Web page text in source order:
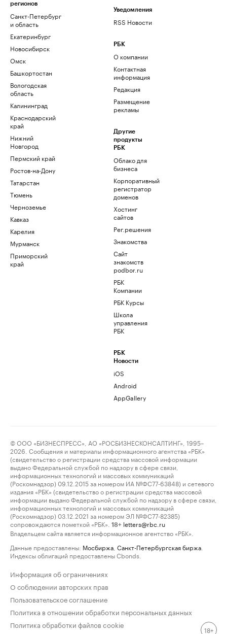
регионов
Санкт-Петербург
и область
Екатеринбург
Новосибирск
Омск
Башкортостан
Вологодская
область
Калининград
Краснодарский
край
Нижний
Новгород
Пермский край
Ростов-на-Дону
Татарстан
Тюмень
Черноземье
Кавказ
Карелия
Мурманск
Приморский
край
Уведомления
RSS Новости
РБК
О компании
Контактная
информация
Редакция
Размещение
рекламы
Другие
продукты
РБК
Облако для
бизнеса
Корпоративный
регистратор
доменов
Хостинг
сайтов
Рег.решения
Знакомства
Сайт
знакомств
podbor.ru
РБК
Компании
РБК Курсы
Школа
управления
РБК
РБК
Новости
iOS
Android
AppGallery
© ООО «БИЗНЕСПРЕСС», АО «РОСБИЗНЕСКОНСАЛТИНГ», 1995–
2026. Сообщения и материалы информационного агентства «РБК»
(свидетельство о регистрации средства массовой информации
выдано Федеральной службой по надзору в сфере связи,
информационных технологий и массовых коммуникаций
(Роскомнадзор) 09.12.2015 за номером ИА №ФС77-63848) и сетевого
издания «РБК» (свидетельство о регистрации средства массовой
информации выдано Федеральной службой по надзору в сфере связи,
информационных технологий и массовых коммуникаций
(Роскомнадзор) 03.12.2021 за номером ЭЛ №ФС77-82385)
сопровождаются пометкой «РБК».
18+ letters@rbc.ru
Владельцем сайта является информационное агентство «РБК».
Данные предоставлены: Мосбиржа Санкт-Петербургская биржа
Индексы облигаций предоставлены Cbonds.
Информация об ограничениях
О соблюдении авторских прав
Пользовательское соглашение
Политика в отношении обработки персональных данных
Политика обработки файлов cookie
18+